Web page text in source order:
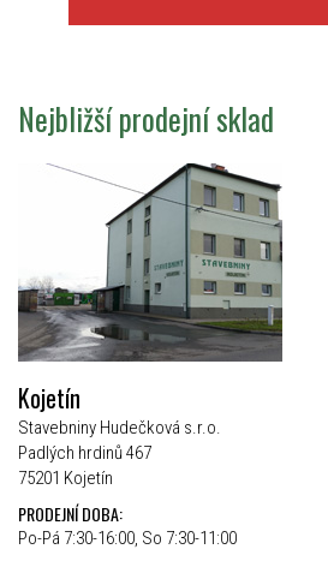
Nejbližší prodejní sklad
Kojetín
Stavebniny Hudečková s.r.o.
Padlých hrdinů 467
75201 Kojetín
PRODEJNÍ DOBA:
Po-Pá 7:30-16:00, So 7:30-11:00